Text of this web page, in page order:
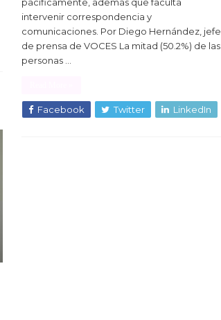
intervenir correspondencia y
comunicaciones. Por Diego Hernández, jefe
de prensa de VOCES La mitad (50.2%) de las
personas …
Facebook Twitter LinkedIn